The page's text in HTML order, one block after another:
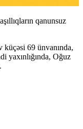
qanunsuz
küçəsi 69 ünvanında,
yaxınlığında, Oğuz